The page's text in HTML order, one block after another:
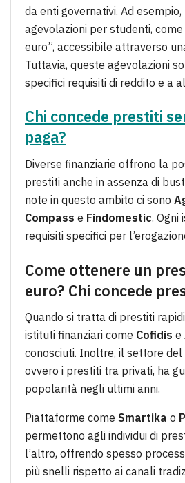
da enti governativi. Ad
agevolazioni per studenti,
euro”, accessibile attraverso
Tuttavia, queste agevolazioni
specifici requisiti di reddito e a
Chi concede prestiti
paga?
Diverse finanziarie offrono la
prestiti anche in assenza di
note in questo ambito ci sono
Compass e Findomestic. Ogni
requisiti specifici per
Come ottenere un
euro? Chi concede
Quando si tratta di prestiti
istituti finanziari come Cofidis e
conosciuti. Inoltre, il settore del
ovvero i prestiti tra privati, ha
popolarità negli ultimi anni.
Piattaforme come Smartika o
permettono agli individui di
l’altro, offrendo spesso
più snelli rispetto ai canali